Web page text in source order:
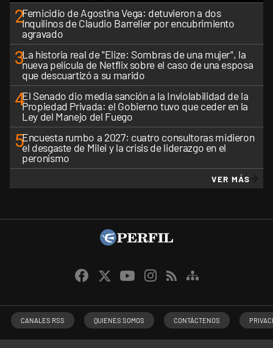
2Femicidio de Agostina Vega: detuvieron a dos
inquilinos de Claudio Barrelier por encubrimiento
agravado
3La historia real de "Elize: Sombras de una mujer", la
nueva película de Netflix sobre el caso de una esposa
que descuartizó a su marido
4El Senado dio media sanción a la Inviolabilidad de la
Propiedad Privada: el Gobierno tuvo que ceder en la
Ley del Manejo del Fuego
5Encuesta rumbo a 2027: cuatro consultoras midieron
el desgaste de Milei y la crisis de liderazgo en el
peronismo
VER MÁS
CANALES RSS QUIENES SOMOS CONTÁCTENOS